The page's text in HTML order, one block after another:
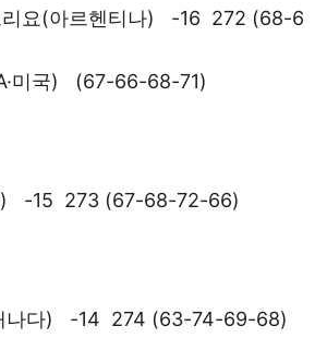
리요(아르헨티나) -16 272 (68-6
미국) (67-66-68-71)
) -15 273 (67-68-72-66)
나다) -14 274 (63-74-69-68)